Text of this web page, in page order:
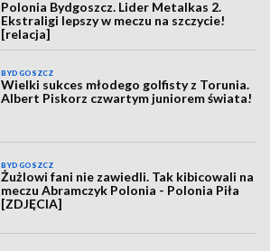
Polonia Bydgoszcz. Lider Metalkas 2.
Ekstraligi lepszy w meczu na szczycie!
[relacja]
BYDGOSZCZ
Wielki sukces młodego golfisty z Torunia.
Albert Piskorz czwartym juniorem świata!
BYDGOSZCZ
Żużlowi fani nie zawiedli. Tak kibicowali na
meczu Abramczyk Polonia - Polonia Piła
[ZDJĘCIA]